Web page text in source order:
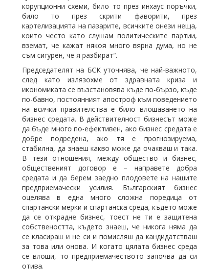
корупционни схеми, било то през инхаус поръчки,
било то през скрити фаворити, през
картелизацията на пазарите, всичките онези неща,
които често като слушам политическите партии,
вземат, че кажат някоя много вярна дума, но не
съм сигурен, че я разбират“.
Председателят на БСК уточнява, че най-важното,
след като излязохме от здравната криза и
икономиката се възстановява къде по-бързо, къде
по-бавно, постоянният апостроф към поведението
на всички правителства е било влошаването на
бизнес средата. В действителност бизнесът може
да бъде много по-ефективен, ако бизнес средата е
добре подредена, ако тя е прогнозируема,
стабилна, да знаеш какво може да очакваш и така.
В тези отношения, между общество и бизнес,
общественият договор е – направете добра
средата и да берем заедно плодовете на нашите
предприемачески усилия. Българският бизнес
оцелява в една много сложна поредица от
спартански мерки и спартанска среда, където може
да се открадне бизнес, тоест не ти е защитена
собствеността, където знаеш, че никога няма да
се класираш и не си и помисляш да кандидатстваш
за това или онова. И когато цялата бизнес среда
се влоши, то предприемачеството започва да си
отива.